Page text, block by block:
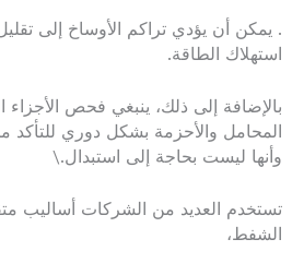
. يمكن أن يؤدي تراكم الأوساخ إلى
استهلاك الطاقة.
بالإضافة إلى ذلك، ينبغي فحص الأجزاء
المحامل والأحزمة بشكل دوري للتأكد
وأنها ليست بحاجة إلى استبدال.\
تستخدم العديد من الشركات أساليب
الشفط،